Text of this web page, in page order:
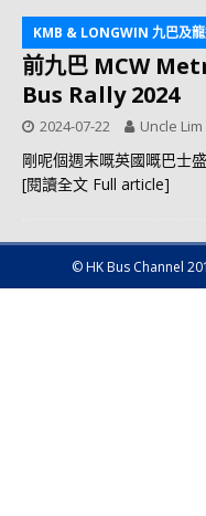
KMB & LONGWIN 九巴及
前九巴 MCW
Bus Rally 2024
2024-07-22 Uncle Lim
剛呢個週末嘅英國嘅巴士
[閱讀全文 Full article]
© HK Bus Channel